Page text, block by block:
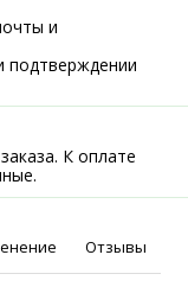
и
подтверждении
К оплате
Отзывы